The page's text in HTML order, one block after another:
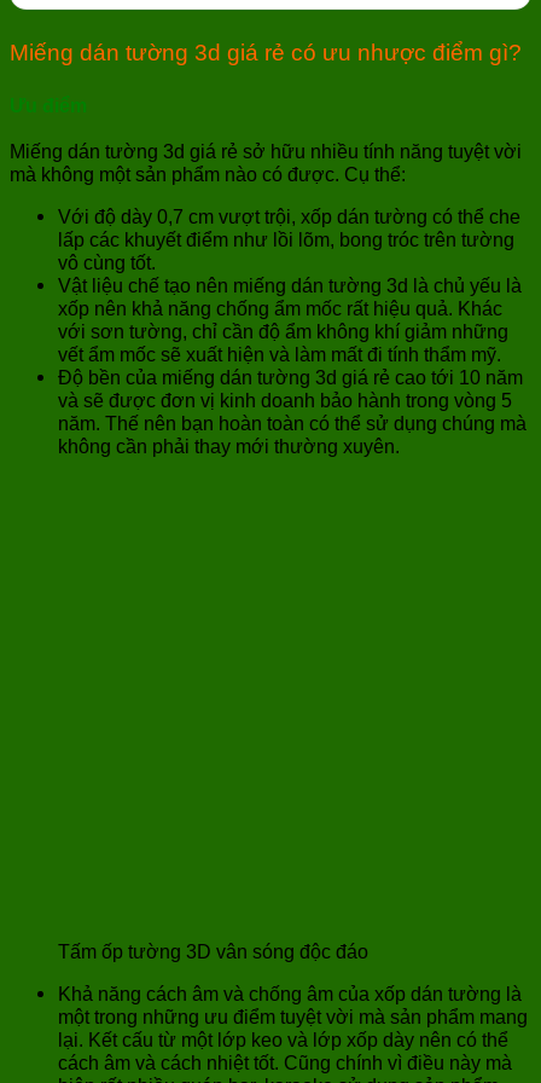
Miếng dán tường 3d giá rẻ có ưu nhược điểm gì?
Ưu điểm
Miếng dán tường 3d giá rẻ sở hữu nhiều tính năng tuyệt vời
mà không một sản phẩm nào có được. Cụ thể:
Với độ dày 0,7 cm vượt trội, xốp dán tường có thể che
lấp các khuyết điểm như lồi lõm, bong tróc trên tường
vô cùng tốt.
Vật liệu chế tạo nên miếng dán tường 3d là chủ yếu là
xốp nên khả năng chống ẩm mốc rất hiệu quả. Khác
với sơn tường, chỉ cần độ ẩm không khí giảm những
vết ẩm mốc sẽ xuất hiện và làm mất đi tính thẩm mỹ.
Độ bền của miếng dán tường 3d giá rẻ cao tới 10 năm
và sẽ được đơn vị kinh doanh bảo hành trong vòng 5
năm. Thế nên bạn hoàn toàn có thể sử dụng chúng mà
không cần phải thay mới thường xuyên.
Tấm ốp tường 3D vân sóng độc đáo
Khả năng cách âm và chống âm của xốp dán tường là
một trong những ưu điểm tuyệt vời mà sản phẩm mang
lại. Kết cấu từ một lớp keo và lớp xốp dày nên có thể
cách âm và cách nhiệt tốt. Cũng chính vì điều này mà